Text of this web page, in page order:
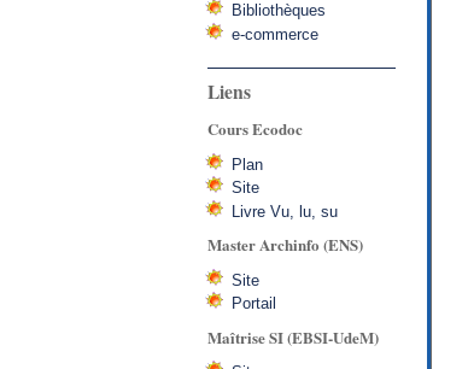
Bibliothèques
e-commerce
Liens
Cours Ecodoc
Plan
Site
Livre Vu, lu, su
Master Archinfo (ENS)
Site
Portail
Maîtrise SI (EBSI-UdeM)